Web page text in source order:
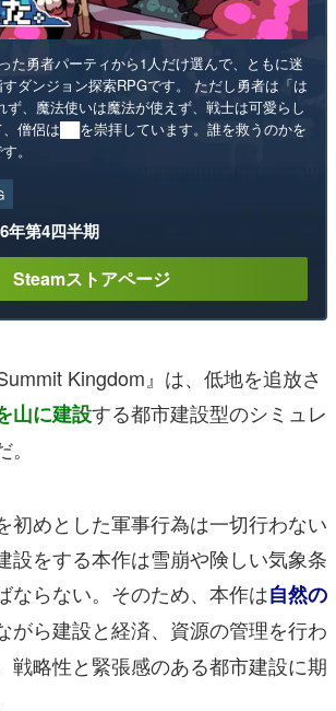
た勇者パーティから1人だけ選んで、ともに迷
ダンジョン探索RPGです。 ただし勇者は「は
ず、魔法使いは魔法が使えず、戦士は可愛らし
僧侶は██を崇拝しています。誰を救うのかを
。
年第4四半期
Steamストアページ
Kingdom』は、低地を追放さ
山に建設する都市建設型のシミュレ
初めとした軍事行為は一切行わない
設をする本作は雪崩や険しい気象条
ならない。そのため、本作は自然の
がら建設と経済、資源の管理を行わ
戦略性と緊張感のある都市建設に期